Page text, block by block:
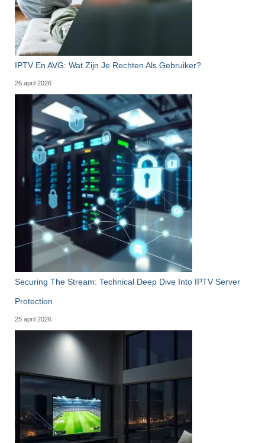
IPTV En AVG: Wat Zijn Je Rechten Als Gebruiker?
26 april 2026
Securing The Stream: Technical Deep Dive Into IPTV Server
Protection
25 april 2026